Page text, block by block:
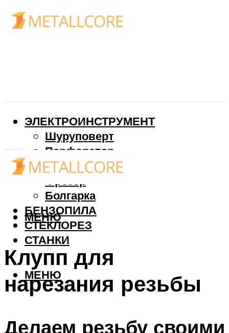
ЭЛЕКТРОИНСТРУМЕНТ
Шуруповерт
Перфоратор
Дрель
Фрезер
Болгарка
БЕНЗОПИЛА
СТЕКЛОРЕЗ
СТАНКИ
МЕНЮ
МЕНЮ
Клупп для
нарезания резьбы
Делаем резьбу своими